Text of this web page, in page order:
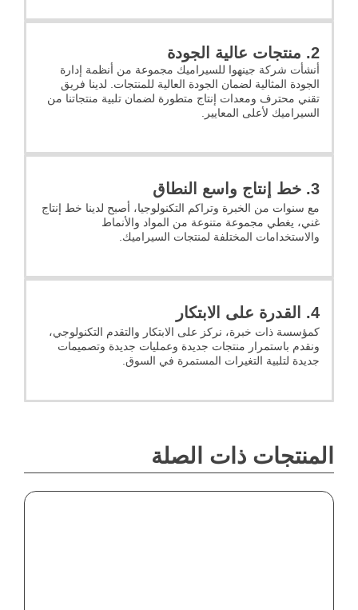
2. منتجات عالية الجودة
أنشأت شركة جينهوا للسيراميك مجموعة من أنظمة إدارة
الجودة المثالية لضمان الجودة العالية للمنتجات. لدينا فريق
تقني محترف ومعدات إنتاج متطورة لضمان تلبية منتجاتنا من
السيراميك لأعلى المعايير.
3. خط إنتاج واسع النطاق
مع سنوات من الخبرة وتراكم التكنولوجيا، أصبح لدينا خط إنتاج
غني، يغطي مجموعة متنوعة من المواد والأنماط
والاستخدامات المختلفة لمنتجات السيراميك.
4. القدرة على الابتكار
كمؤسسة ذات خبرة، نركز على الابتكار والتقدم التكنولوجي،
ونقدم باستمرار منتجات جديدة وعمليات جديدة وتصميمات
جديدة لتلبية التغيرات المستمرة في السوق.
المنتجات ذات الصلة